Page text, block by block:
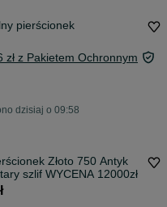
pierścionek
zł z Pakietem Ochronnym
dzisiaj o 09:58
Złoto 750 Antyk
0.76ct Stary szlif WYCENA 12000zł